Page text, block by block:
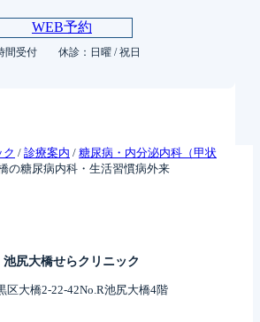
WEB予約
間受付 休診：日曜 / 祝日
/ 診療案内 / 糖尿病・内分泌内科（甲状
の糖尿病内科・生活習慣病外来
尻大橋せらクリニック
区大橋2-22-42No.R池尻大橋4階